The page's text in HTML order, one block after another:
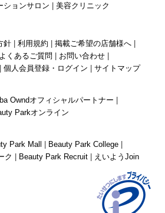
ションサロン 美容クリニック
針 利用規約
掲載ご希望の店舗様へ
くあるご質問
お問い合わせ
個人会員登録・ログイン サイトマップ
Owndオフィシャルパートナー
Parkオンライン
Park Mall
Beauty Park College
ク
Beauty Park Recruit えいようJoin